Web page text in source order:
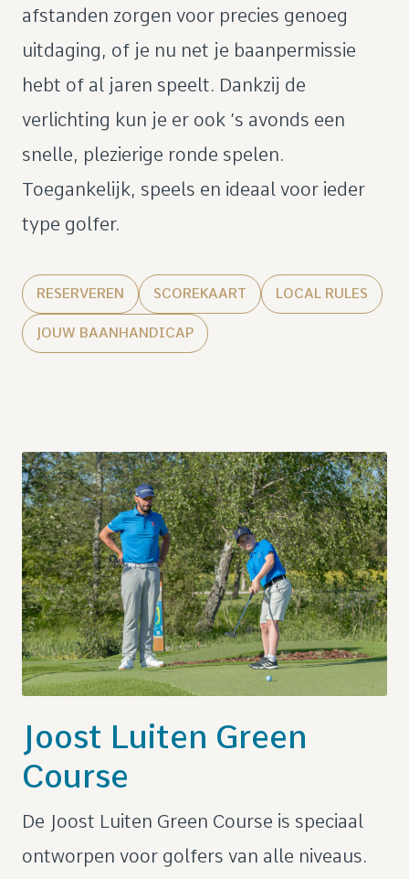
afstanden zorgen voor precies genoeg
uitdaging, of je nu net je baanpermissie
hebt of al jaren speelt. Dankzij de
verlichting kun je er ook ’s avonds een
snelle, plezierige ronde spelen.
Toegankelijk, speels en ideaal voor ieder
type golfer.
RESERVEREN SCOREKAART LOCAL RULES
JOUW BAANHANDICAP
Joost Luiten Green
Course
De Joost Luiten Green Course is speciaal
ontworpen voor golfers van alle niveaus.